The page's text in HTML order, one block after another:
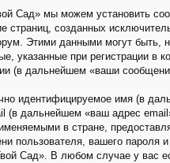
Сад» мы можем установить
страниц, созданных
Этими данными могут
указанные при регистрации
(в дальнейшем «ваши
идентифицируемое имя (в
(в дальнейшем «ваш адрес
в стране,
вашего пароля
Сад». В любом случае у вас